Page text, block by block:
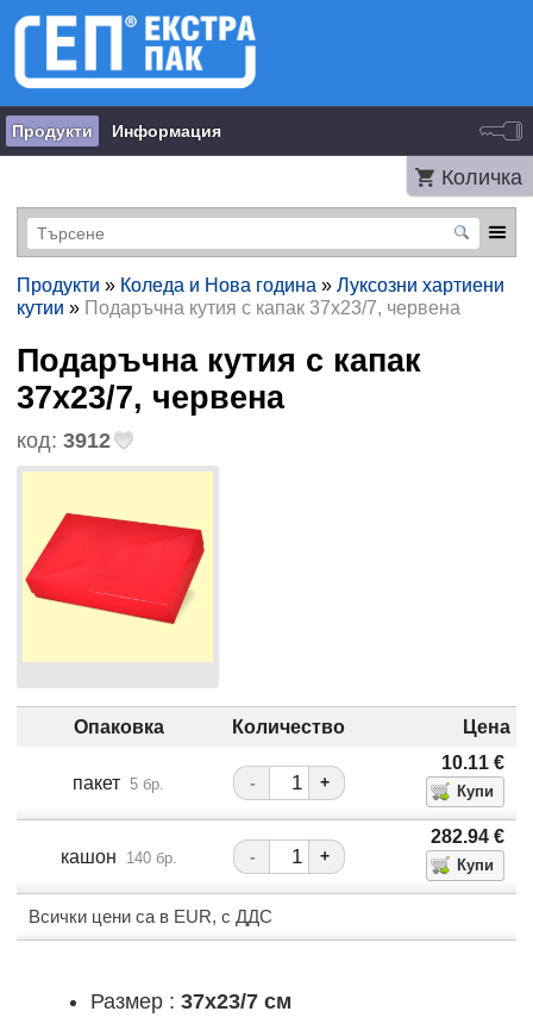
Продукти Информация
Количка
Продукти » Коледа и Нова година » Луксозни хартиени
кутии » Подаръчна кутия с капак 37x23/7, червена
Подаръчна кутия с капак
37x23/7, червена
код: 3912
Опаковка Количество Цена
пакет 5 бр. - +
10.11 €
кашон 140 бр. - +
282.94 €
Всички цени са в EUR, с ДДС
Размер : 37x23/7 см